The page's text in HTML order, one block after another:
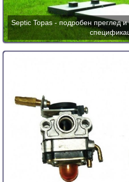
Septic Topas - подробен преглед и